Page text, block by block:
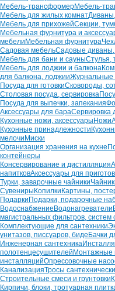
Мебель-трансформерМебель-
Мебель для жилых комнат
Мебель для прихожейСекции,
Мебельная фурнитура и
мебели Мебельная фурнитура
Садовая мебельСадовые диваны,
Мебель для бани и сауныСтулья,
Мебель для лоджии и балкона
для балкона, лоджииЖурнальные
Посуда для готовкиСковороды,
Столовая посуда, сервировка
Посуда для выпечки, запекания
Аксессуары для бараСервировка
Кухонные ножи, аксессуары Ножи
Кухонные принадлежности
мелочи Миски
Организация хранения на кухне
контейнеры
Консервирование и дистилляция
напитковАксессуары для
Турки, заварочные чайники
Сувениры Копилки Картины,
Подарки Подарки, подарочные
Водоснабжение Водонагреватели
магистральных фильтров, систем
Комплектующие для сантехники
унитазов, писсуаров, биде Бачки
Инженерная сантехника
полотенцесушителей Монтажные
инсталляцийОпрессовочные
КанализацияТросы
Строительные смеси и грунтовки
Кирпичи, блоки, тротуарная